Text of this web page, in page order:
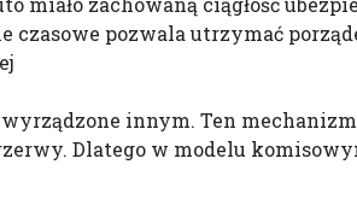
czasowe pozwala utrzymać
innym. Ten
Dlatego w modelu